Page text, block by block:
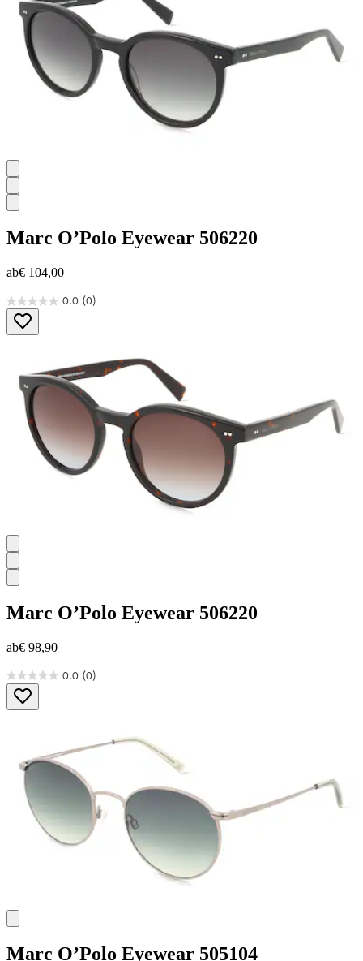
Bewertungen
Marc O’Polo Eyewear 506220
ab€ 104,00
0.0 (0)
0.0
von
5
Marc O’Polo Eyewear 506220
ab€ 98,90
0.0 (0)
0.0
von
5
Marc O’Polo Eyewear 505104